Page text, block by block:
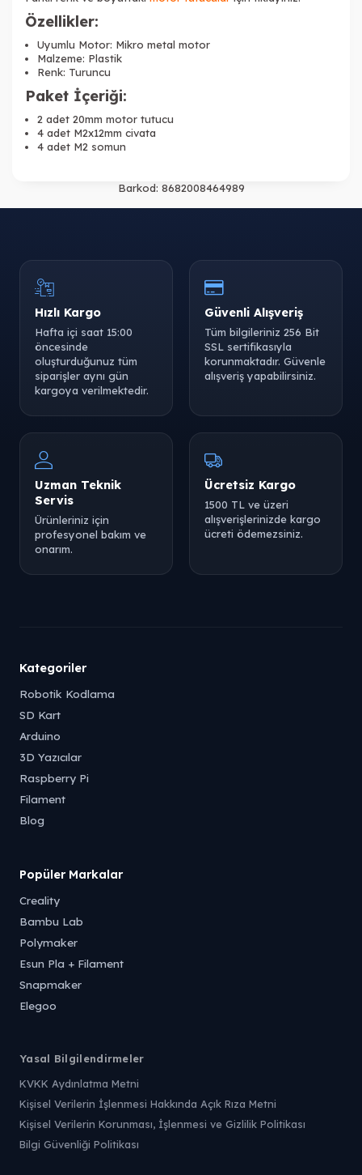
Özellikler:
Uyumlu Motor: Mikro metal motor
Malzeme: Plastik
Renk: Turuncu
Paket İçeriği:
2 adet 20mm motor tutucu
4 adet M2x12mm civata
4 adet M2 somun
Barkod: 8682008464989
Hızlı Kargo
Hafta içi saat 15:00
öncesinde
oluşturduğunuz tüm
siparişler aynı gün
kargoya verilmektedir.
Güvenli Alışveriş
Tüm bilgileriniz 256 Bit
SSL sertifikasıyla
korunmaktadır. Güvenle
alışveriş yapabilirsiniz.
Uzman Teknik
Servis
Ürünleriniz için
profesyonel bakım ve
onarım.
Ücretsiz Kargo
1500 TL ve üzeri
alışverişlerinizde kargo
ücreti ödemezsiniz.
Kategoriler
Robotik Kodlama
SD Kart
Arduino
3D Yazıcılar
Raspberry Pi
Filament
Blog
Popüler Markalar
Creality
Bambu Lab
Polymaker
Esun Pla + Filament
Snapmaker
Elegoo
Yasal Bilgilendirmeler
KVKK Aydınlatma Metni
Kişisel Verilerin İşlenmesi Hakkında Açık Rıza Metni
Kişisel Verilerin Korunması, İşlenmesi ve Gizlilik Politikası
Bilgi Güvenliği Politikası